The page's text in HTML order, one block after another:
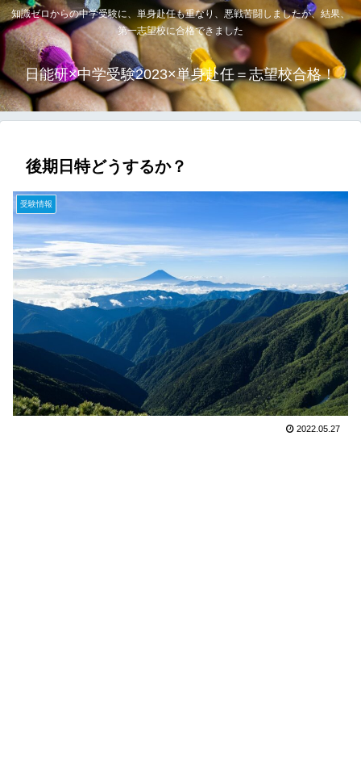
知識ゼロからの中学受験に、単身赴任も重なり、悪戦苦闘しましたが、結果、
第一志望校に合格できました
日能研×中学受験2023×単身赴任＝志望校合格！
後期日特どうするか？
受験情報
2022.05.27